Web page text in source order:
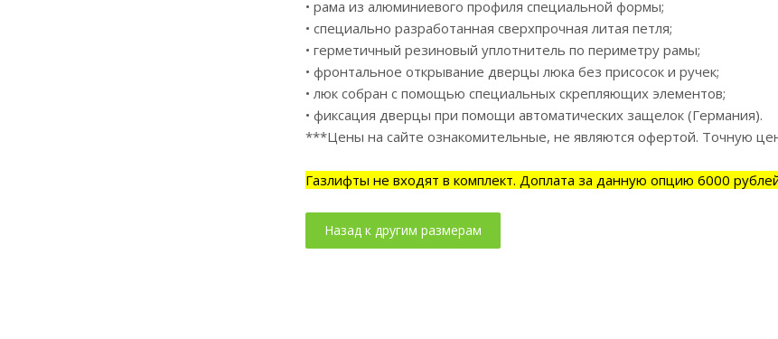
• рама из алюминиевого профиля специальной формы;
• специально разработанная сверхпрочная литая петля;
• герметичный резиновый уплотнитель по периметру рамы;
• фронтальное открывание дверцы люка без присосок и ручек;
• люк собран с помощью специальных скрепляющих элементов;
• фиксация дверцы при помощи автоматических защелок (Германия).
***Цены на сайте ознакомительные, не являются офертой. Точную
Газлифты не входят в комплект. Доплата за данную опцию 6000